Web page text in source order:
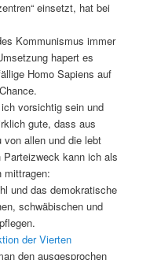
einsetzt, hat bei
Kommunismus immer
hapert es
Homo Sapiens auf
vorsichtig sein und
gute, dass aus
allen und die lebt
kann ich als
mittragen:
und das demokratische
schwäbischen und
der Vierten
den ausgesprochen